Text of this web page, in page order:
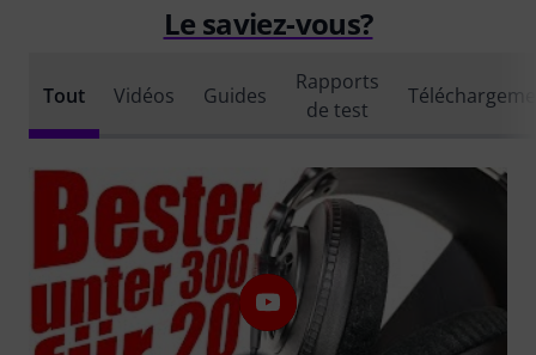
Le saviez-vous?
Tout Vidéos Guides
Rapports
de test